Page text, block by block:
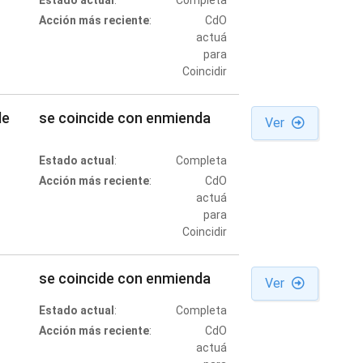
Acción más reciente:
CdO
actuá
para
Coincidir
se coincide con enmienda Ver
Estado actual :
Completa
Acción más reciente:
CdO
actuá
para
Coincidir
se coincide con enmienda Ver
Estado actual :
Completa
Acción más reciente:
CdO
actuá